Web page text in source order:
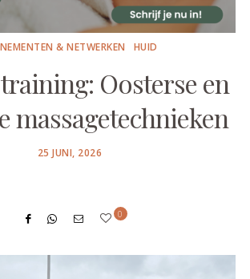
& NETWERKEN HUID
Oosterse en
massagetechnieken
POSTED
25 JUNI, 2026
0